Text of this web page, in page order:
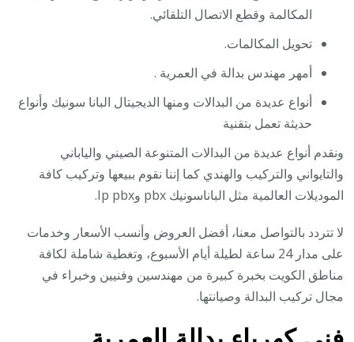
المكالمة وقطع الاتصال التلقائي.
تحويل المكالمات.
أمهر مهندس بدالة في العمرية .
أنواع عديدة من البدالات ومنها الديجيتال البانا سونيك وأنواع
حديثة تعمل بتقنية
ونقدم أنواع عديدة من البدالات المتنوعة الصيني والياباني
والتايواني والتركيب والهندي كما إننا نقوم ببيعها وتركيب كافة
الموديلات العالمية مثل الباناسونيك pbx وIp pbx.
لا تتردد بالتواصل معنا، أفضل العروض وأنسب الأسعار وخدمات
على مدار 24 ساعة لطيلة أيام الأسبوع، وتغطية شاملة لكافة
مناطق الكويت بخبرة كبيرة من مهندسين وفنيين وخبراء في
مجال تركيب البدالة وصيانتها.